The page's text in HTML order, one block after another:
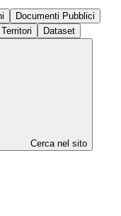
Documenti Pubblici
Territori Dataset
Cerca nel sito